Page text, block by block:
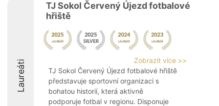
Laureáti
TJ Sokol Červený Újezd fotbalové
hřiště
Zobrazit více >>
TJ Sokol Červený Újezd fotbalové hřiště
představuje sportovní organizaci s
bohatou historií, která aktivně
podporuje fotbal v regionu. Disponuje